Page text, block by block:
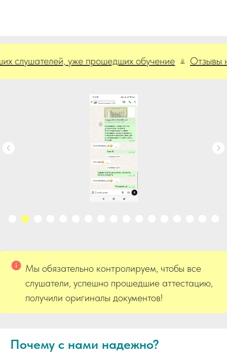
уже прошедших обучение Отзывы
Мы обязательно контролируем, чтобы все
слушатели, успешно прошедшие аттестацию,
получили оригиналы документов!
Почему с нами надежно?